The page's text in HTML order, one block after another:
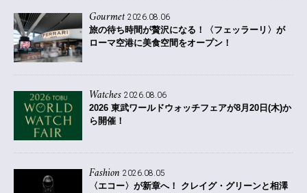
Gourmet 2026.08.06
旅の待ち時間が贅沢になる！〈フェッラーリ〉が
ローマ空港に美食空間をオープン！
Watches 2026.08.06
2026 東武ワールドウォッチフェアが8月20日(木)か
ら開催！
Fashion 2026.08.05
〈エコー〉が新章へ！ クレイグ・グリーンと相澤